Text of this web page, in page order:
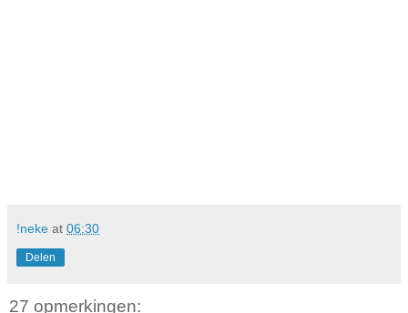
!neke at 06:30
Delen
27 opmerkingen: